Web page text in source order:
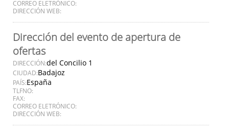
CORREO ELETRÓNICO:
DIRECCIÓN WEB:
Dirección del evento de apertura de
ofertas
DIRECCIÓN:del Concilio 1
CIUDAD:Badajoz
PAÍS:España
TLFNO:
FAX:
CORREO ELETRÓNICO:
DIRECCIÓN WEB: